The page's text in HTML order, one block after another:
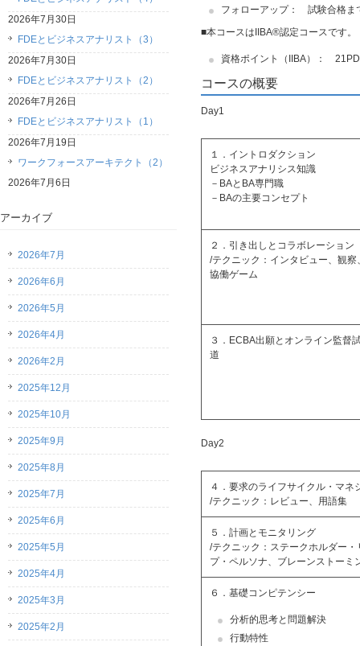
フォローアップ： 試験合格ま
■本コースはIIBA®認定コースです。
資格ポイント（IIBA）：
コースの概要
Day1
１．イントロダクション
ビジネスアナリシス知識
－BAとBA専門職
－BAの主要コンセプト
２．引き出しとコラボレーション
/テクニック：インタビュー、観察
協働ゲーム
３．ECBA出願とオンライン監督
道
Day2
４．要求のライフサイクル・マネ
/テクニック：レビュー、用語集
５．計画とモニタリング
/テクニック：ステークホルダー・
プ・ペルソナ、ブレーンストーミ
６．基礎コンピテンシー
分析的思考と問題解決
行動特性
2026年7月30日
FDEとビジネスアナリスト（3）
2026年7月30日
FDEとビジネスアナリスト（2）
2026年7月26日
FDEとビジネスアナリスト（1）
2026年7月19日
ワークフォースアーキテクト（2）
2026年7月6日
アーカイブ
2026年7月
2026年6月
2026年5月
2026年4月
2026年2月
2025年12月
2025年10月
2025年9月
2025年8月
2025年7月
2025年6月
2025年5月
2025年4月
2025年3月
2025年2月